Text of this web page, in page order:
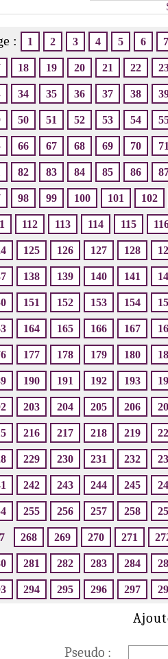
: 1 2 3 4 5 6 7
18 19 20 21 22
34 35 36 37 38
50 51 52 53 54
66 67 68 69 70 71
82 83 84 85 86
98 99 100 101 102
112 113 114 115
125 126 127 128
138 139 140 141
151 152 153 154
164 165 166 167
177 178 179 180
190 191 192 193
203 204 205 206
216 217 218 219
229 230 231 232
242 243 244 245
255 256 257 258
268 269 270 271
281 282 283 284
294 295 296 297
Pseudo :